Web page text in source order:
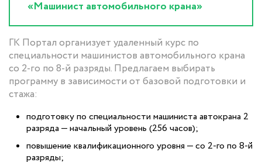
«Машинист автомобильного крана»
ГК Портал организует удаленный курс по
специальности машинистов автомобильного крана
со 2-го по 8-й разряды. Предлагаем выбирать
программу в зависимости от базовой подготовки и
стажа:
подготовку по специальности машиниста автокрана 2
разряда — начальный уровень (256 часов);
повышение квалификационного уровня — со 2-го по 8-й
разряды;